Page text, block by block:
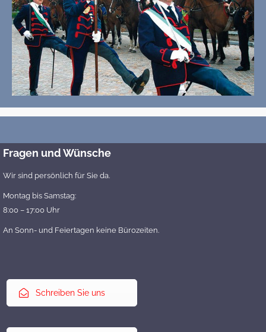
Fragen und Wünsche
Wir sind persönlich für Sie da.
Montag bis Samstag:
8:00 – 17:00 Uhr
An Sonn- und Feiertagen keine Bürozeiten.
Schreiben Sie uns